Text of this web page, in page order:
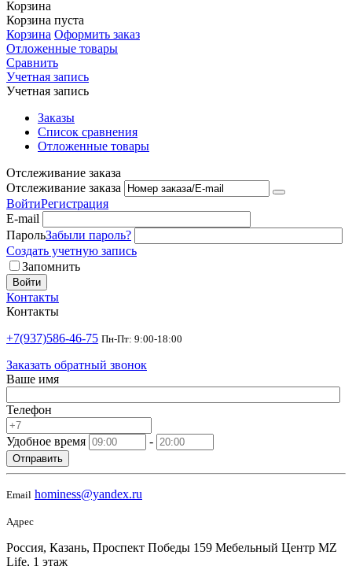
Корзина
Корзина пуста
Корзина Оформить заказ
Отложенные товары
Сравнить
Учетная запись
Учетная запись
Заказы
Список сравнения
Отложенные товары
Отслеживание заказа
Отслеживание заказа
ВойтиРегистрация
E-mail
ПарольЗабыли пароль?
Создать учетную запись
Запомнить
Войти
Контакты
Контакты
+7(937)586-46-75 Пн-Пт: 9:00-18:00
Заказать обратный звонок
Ваше имя
Телефон
Удобное время -
Отправить
Email hominess@yandex.ru
Адрес
Россия, Казань, Проспект Победы 159 Мебельный Центр MZ
Life, 1 этаж